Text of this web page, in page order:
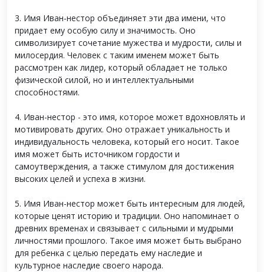
3. Имя Иван-нестор объединяет эти два имени, что
придает ему особую силу и значимость. Оно
символизирует сочетание мужества и мудрости, силы и
милосердия. Человек с таким именем может быть
рассмотрен как лидер, который обладает не только
физической силой, но и интеллектуальными
способностями.
4. Иван-нестор - это имя, которое может вдохновлять и
мотивировать других. Оно отражает уникальность и
индивидуальность человека, который его носит. Такое
имя может быть источником гордости и
самоутверждения, а также стимулом для достижения
высоких целей и успеха в жизни.
5. Имя Иван-нестор может быть интересным для людей,
которые ценят историю и традиции. Оно напоминает о
древних временах и связывает с сильными и мудрыми
личностями прошлого. Такое имя может быть выбрано
для ребенка с целью передать ему наследие и
культурное наследие своего народа.